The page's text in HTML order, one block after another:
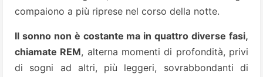
compaiono a più riprese nel corso della notte.
Il sonno non è costante ma in quattro diverse fasi,
chiamate REM, alterna momenti di profondità, privi
di sogni ad altri, più leggeri, sovrabbondanti di